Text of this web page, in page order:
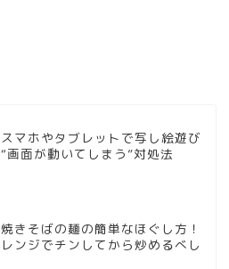
スマホやタブレットで写し絵遊び
“画面が動いてしまう”対処法
焼きそばの麺の簡単なほぐし方！
レンジでチンしてから炒めるべし